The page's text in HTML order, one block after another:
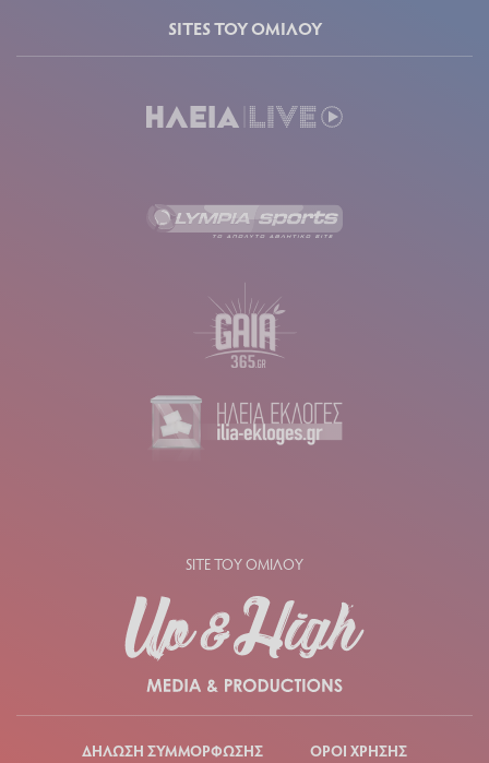
SITES ΤΟΥ ΟΜΙΛΟΥ
SITE ΤΟΥ ΟΜΙΛΟΥ
ΔΗΛΩΣΗ ΣΥΜΜΟΡΦΩΣΗΣ
ΟΡΟΙ ΧΡΗΣΗΣ